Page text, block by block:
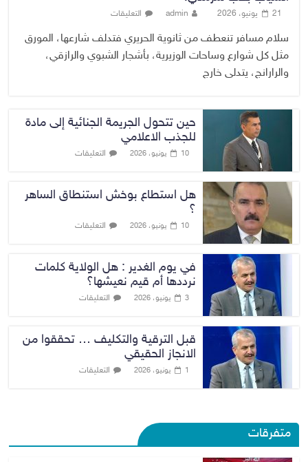
21 يونيو، 2026 admin التعليقات
سلام مسافر تنعطف من ثانوية الحريري فتدلف شارعها، المورق
مثل كل شوارع وساحات الوزيرية، بأشجار الشبوي والرازقي،
والرارانج، يتدلى خارج
حين تتحول الجريمة الجنائية إلى مادة
للجذب الاعلامي
10 يونيو، 2026 التعليقات
هل استطاع بوخش استنطاق الساهر
؟
10 يونيو، 2026 التعليقات
في يوم الغدير : هل الولاية كلمات
نرددها أم قيم نعيشها؟
3 يونيو، 2026 التعليقات
قبل الترقية والتكليف … تحققوا من
الانجاز الحقيقي
1 يونيو، 2026 التعليقات
متفرقات